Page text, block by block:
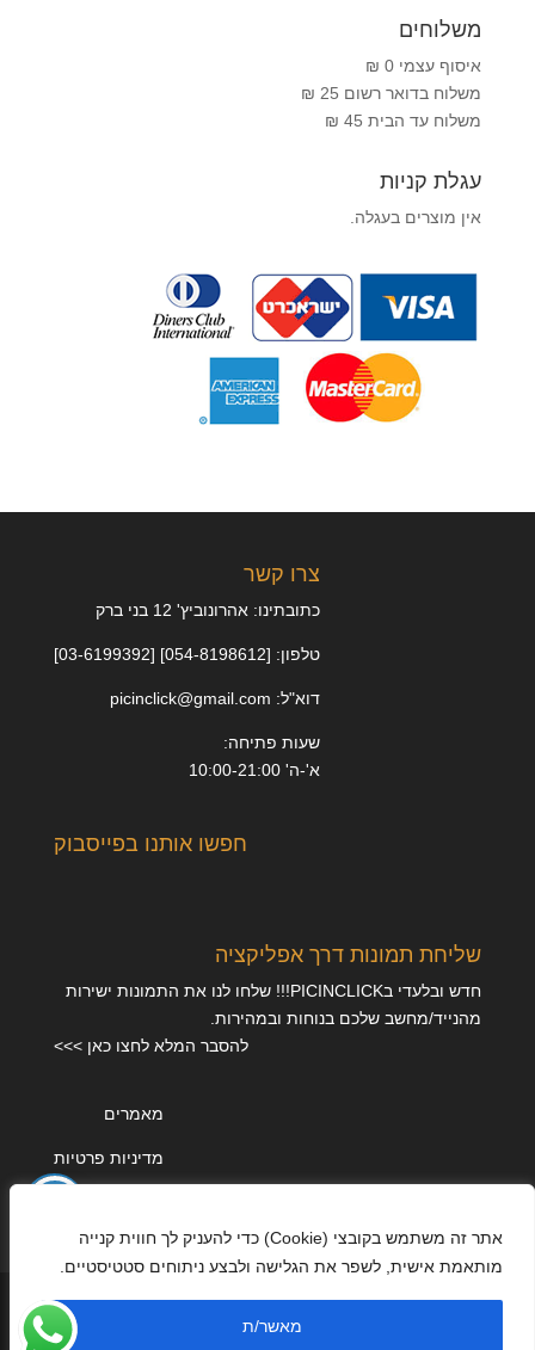
אתר זה משתמש בקובצי (Cookie) כדי להעניק לך חווית קנייה
מותאמת אישית, לשפר את הגלישה ולבצע ניתוחים סטטיסטיים.
מאשר/ת
משלוחים
איסוף עצמי 0 ₪
משלוח בדואר רשום 25 ₪
משלוח עד הבית 45 ₪
עגלת קניות
אין מוצרים בעגלה.
צרו קשר
כתובתינו: אהרונוביץ' 12 בני ברק
טלפון: [054-8198612] [03-6199392]
דוא"ל: picinclick@gmail.com
שעות פתיחה:
א'-ה' 10:00-21:00
חפשו אותנו בפייסבוק
שליחת תמונות דרך אפליקציה
חדש ובלעדי בPICINCLICK!!! שלחו לנו את התמונות ישירות
מהנייד/מחשב שלכם בנוחות ובמהירות.
להסבר המלא לחצו כאן >>>
מאמרים
מדיניות פרטיות